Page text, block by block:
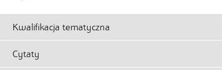
Kwalifikacja tematyczna
Cytaty